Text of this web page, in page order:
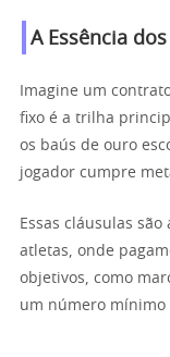
A Essência
Imagine um
fixo é a trilha
os baús de ouro
jogador cumpre
Essas cláusulas
atletas, onde
objetivos, como
um número mínimo